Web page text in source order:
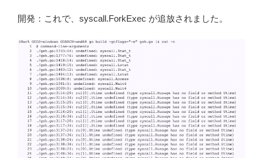
開発：これで、syscall.ForkExec が追放されました。